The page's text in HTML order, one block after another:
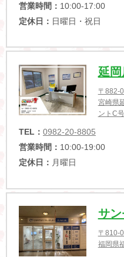
営業時間： 10:00-17:00
定休日： 日曜日・祝日
延岡
〒882-
宮崎県
ントC
TEL： 0982-20-8805
営業時間： 10:00-19:00
定休日： 月曜日
サ
〒810-
福岡県